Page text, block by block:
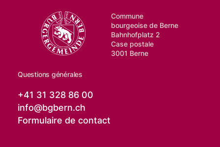
Commune
bourgeoise de Berne
Bahnhofplatz 2
Case postale
3001 Berne
Questions générales
+41 31 328 86 00
info@bgbern.ch
Formulaire de contact